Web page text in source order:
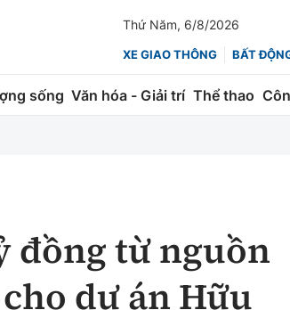
Thứ Năm, 6/8/2026
XE GIAO THÔNG BẤT
sống Văn hóa - Giải trí Thể thao
không
sắt
Chứng khoán
Bảo hiểm
đồng từ nguồn
dự án Hữu